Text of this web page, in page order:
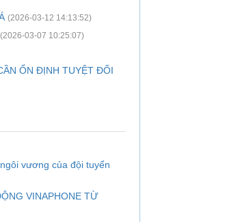
(2026-03-12 14:13:52)
(2026-03-07 10:25:07)
ỔN ĐỊNH TUYỆT ĐỐI
vương của đội tuyển
VINAPHONE TỪ